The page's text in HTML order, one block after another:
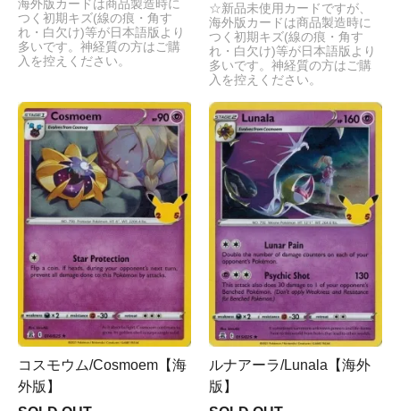
海外版カードは商品製造時に
つく初期キズ(線の痕・角す
れ・白欠け)等が日本語版より
多いです。神経質の方はご購
入を控えください。
☆新品未使用カードですが、
海外版カードは商品製造時に
つく初期キズ(線の痕・角す
れ・白欠け)等が日本語版より
多いです。神経質の方はご購
入を控えください。
コスモウム/Cosmoem【海
外版】
ルナアーラ/Lunala【海外
版】